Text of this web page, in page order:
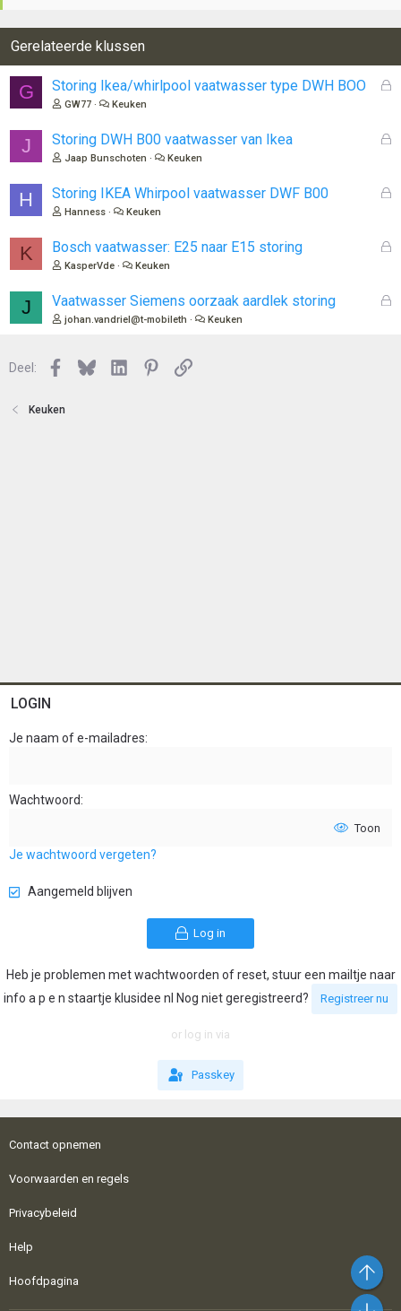
Gerelateerde klussen
G
G
n
Storing Ikea/whirlpool vaatwasser type DWH BOO
GW77 Keuken
J
G
n
Storing DWH B00 vaatwasser van Ikea
Jaap Bunschoten Keuken
H
G
n
Storing IKEA Whirpool vaatwasser DWF B00
Hanness Keuken
K
G
Bosch vaatwasser: E25 naar E15 storing
KasperVde Keuken
J
G
Vaatwasser Siemens oorzaak aardlek storing
johan.vandriel@t-mobileth Keuken
Deel: Facebook
BlueskyLinkedInPinterest
Link
Keuken
LOGIN
Je naam of e-mailadres
Wachtwoord
Toon
Je wachtwoord vergeten?
Aangemeld blijven
Log in
Heb je problemen met wachtwoorden of reset, stuur een mailtje naar
info a p e n staartje klusidee nl Nog niet geregistreerd?
Registreer nu
or log in via
Passkey
Contact opnemen
Voorwaarden en regels
Privacybeleid
Help
Hoofdpagina